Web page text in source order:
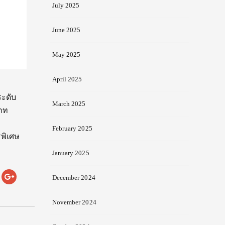
ดับ
ท
เศษ
July 2025
June 2025
May 2025
April 2025
March 2025
February 2025
January 2025
December 2024
November 2024